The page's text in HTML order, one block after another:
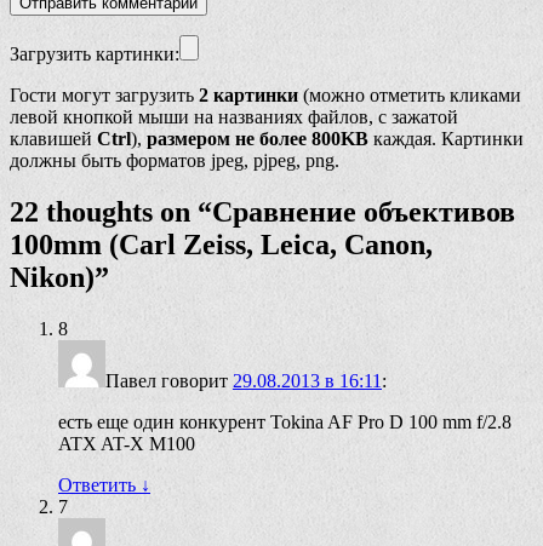
Загрузить картинки:
Гости могут загрузить 2 картинки (можно отметить кликами
левой кнопкой мыши на названиях файлов, с зажатой
клавишей Ctrl), размером не более 800KB каждая. Картинки
должны быть форматов jpeg, pjpeg, png.
22 thoughts on “Сравнение объективов
100mm (Carl Zeiss, Leica, Canon,
Nikon)”
8
Павел говорит 29.08.2013 в 16:11 :
есть еще один конкурент Tokina AF Pro D 100 mm f/2.8
ATX AT-X M100
Ответить ↓
7